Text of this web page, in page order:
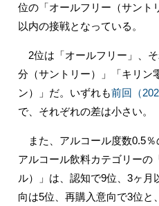
位の「オールフリー（サント
以内の接戦となっている。
2位は「オールフリー」、
分（サントリー）」「キリン
ン）」だ。いずれも前回（
で、それぞれの差は小さい。
また、アルコール度数0.5％
アルコール飲料カテゴリーの
ル）」は、認知で9位、3ヶ
向は5位、再購入意向で3位